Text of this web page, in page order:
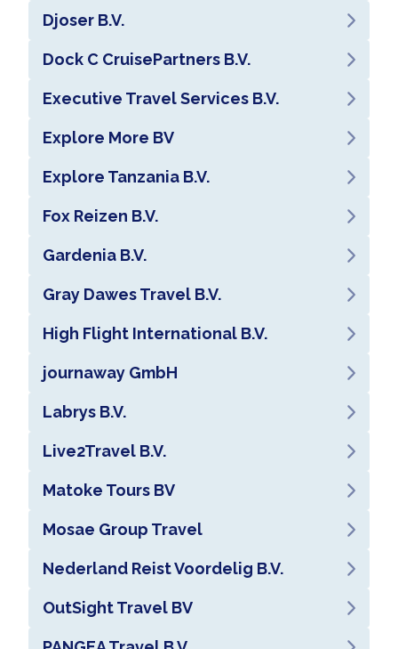
Djoser B.V.
Dock C CruisePartners B.V.
Executive Travel Services B.V.
Explore More BV
Explore Tanzania B.V.
Fox Reizen B.V.
Gardenia B.V.
Gray Dawes Travel B.V.
High Flight International B.V.
journaway GmbH
Labrys B.V.
Live2Travel B.V.
Matoke Tours BV
Mosae Group Travel
Nederland Reist Voordelig B.V.
OutSight Travel BV